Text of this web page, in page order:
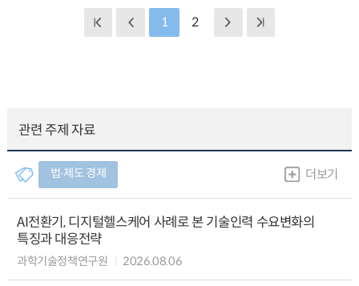
1 2
관련 주제 자료
법∙제도 경제 더보기
AI전환기, 디지털헬스케어 사례로 본 기술인력 수요변화의
특징과 대응전략
과학기술정책연구원 2026.08.06